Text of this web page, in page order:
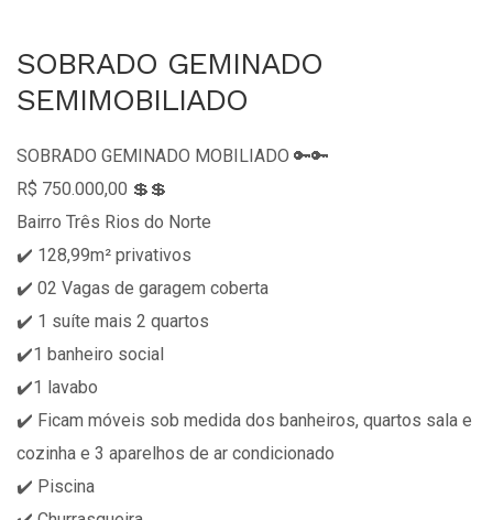
SOBRADO GEMINADO
SEMIMOBILIADO
SOBRADO GEMINADO MOBILIADO 🔑🔑
R$ 750.000,00 💲💲
Bairro Três Rios do Norte
✔️ 128,99m² privativos
✔️ 02 Vagas de garagem coberta
✔️ 1 suíte mais 2 quartos
✔️1 banheiro social
✔️1 lavabo
✔️ Ficam móveis sob medida dos banheiros, quartos sala e
cozinha e 3 aparelhos de ar condicionado
✔️ Piscina